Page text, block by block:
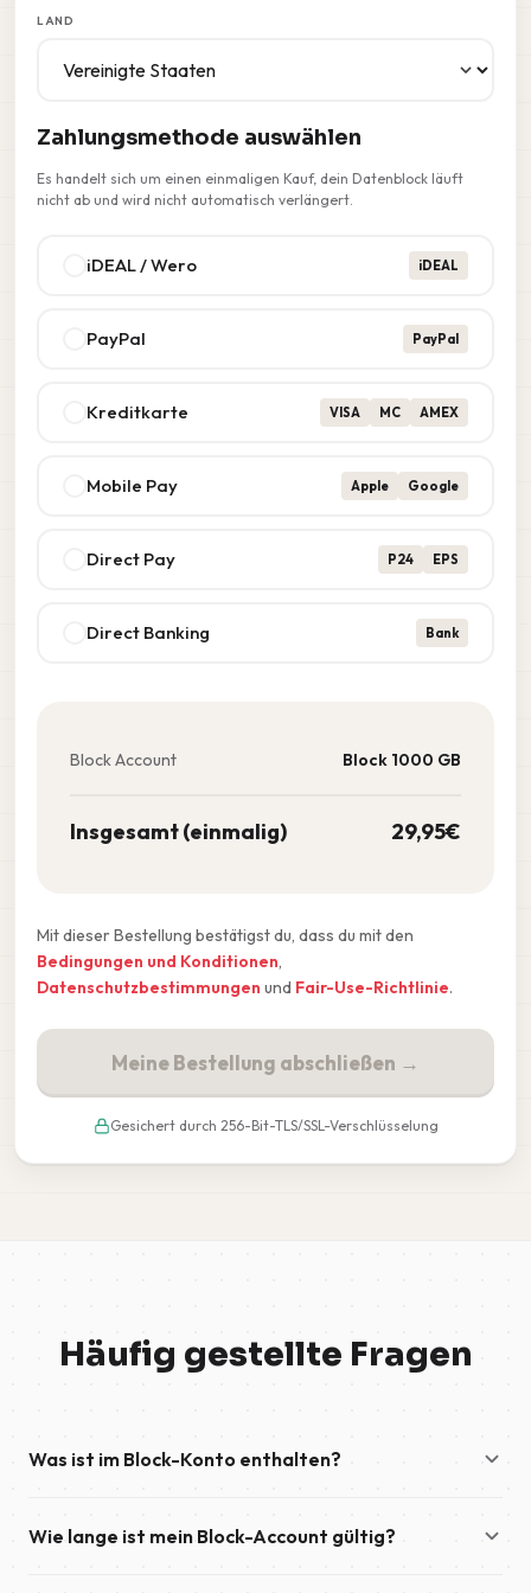
LAND
Zahlungsmethode auswählen
Es handelt sich um einen einmaligen Kauf, dein Datenblock läuft
nicht ab und wird nicht automatisch verlängert.
iDEAL / Wero iDEAL
PayPal PayPal
Kreditkarte VISA MC AMEX
Mobile Pay Apple Google
Direct Pay P24 EPS
Direct Banking Bank
Block Account Block 1000 GB
Insgesamt (einmalig) 29,95€
Mit dieser Bestellung bestätigst du, dass du mit den
Bedingungen und Konditionen,
Datenschutzbestimmungen und Fair-Use-Richtlinie.
Meine Bestellung abschließen →
Gesichert durch 256-Bit-TLS/SSL-Verschlüsselung
Häufig gestellte Fragen
Was ist im Block-Konto enthalten?
Usenet und bleibt gültig, bis dein enthaltenes Datenvolumen
Wie lange ist mein Block-Account gültig?